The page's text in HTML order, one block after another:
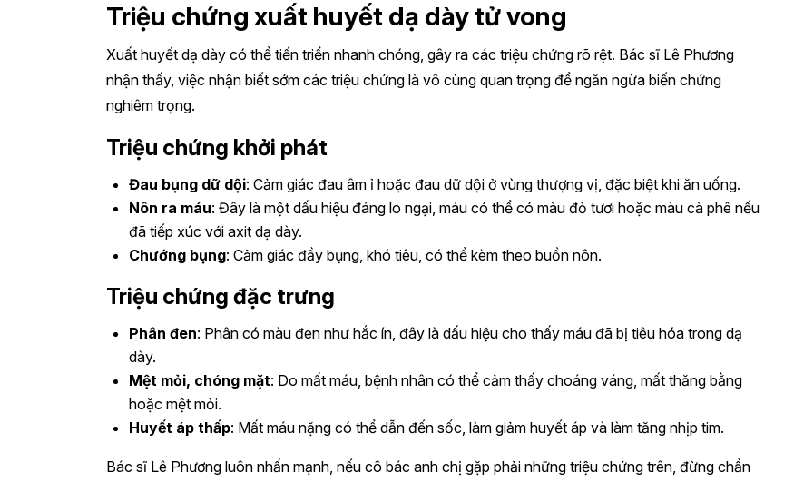
Triệu chứng xuất huyết dạ dày tử vong
Xuất huyết dạ dày có thể tiến triển nhanh chóng, gây ra các triệu chứng rõ rệt. Bác sĩ Lê Phương
nhận thấy, việc nhận biết sớm các triệu chứng là vô cùng quan trọng để ngăn ngừa biến chứng
nghiêm trọng.
Triệu chứng khởi phát
Đau bụng dữ dội: Cảm giác đau âm ỉ hoặc đau dữ dội ở vùng thượng vị, đặc biệt khi ăn uống.
Nôn ra máu: Đây là một dấu hiệu đáng lo ngại, máu có thể có màu đỏ tươi hoặc màu cà phê nếu
đã tiếp xúc với axit dạ dày.
Chướng bụng: Cảm giác đầy bụng, khó tiêu, có thể kèm theo buồn nôn.
Triệu chứng đặc trưng
Phân đen: Phân có màu đen như hắc ín, đây là dấu hiệu cho thấy máu đã bị tiêu hóa trong dạ
dày.
Mệt mỏi, chóng mặt: Do mất máu, bệnh nhân có thể cảm thấy choáng váng, mất thăng bằng
hoặc mệt mỏi.
Huyết áp thấp: Mất máu nặng có thể dẫn đến sốc, làm giảm huyết áp và làm tăng nhịp tim.
Bác sĩ Lê Phương luôn nhấn mạnh, nếu cô bác anh chị gặp phải những triệu chứng trên, đừng chần